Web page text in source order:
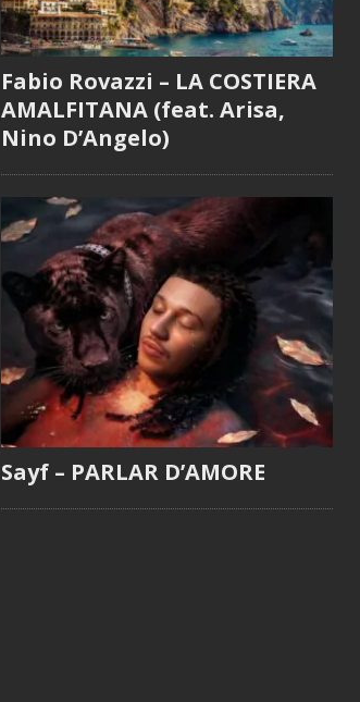
Fabio Rovazzi – LA COSTIERA
AMALFITANA (feat. Arisa,
Nino D’Angelo)
Sayf – PARLAR D’AMORE